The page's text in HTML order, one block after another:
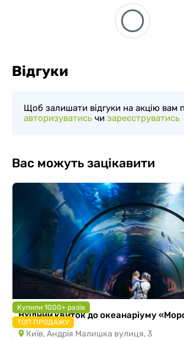
Відгуки
Щоб залишати відгуки на акцію вам
авторизуватись чи зареєструватись
Вас можуть зацікавити
Купили 1000+ разів
ТОП ПРОДАЖУ
Вхідний квиток до океанаріуму
Київ, Андрія Малишка вулиця, 3